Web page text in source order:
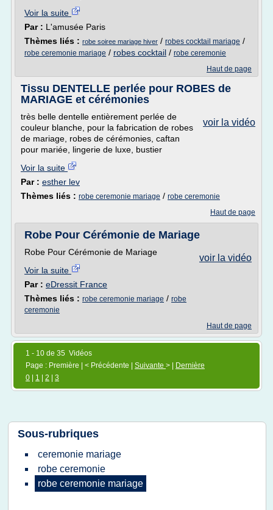
Voir la suite
Par : L'amusée Paris
Thèmes liés : robe soiree mariage hiver / robes cocktail mariage /
robe ceremonie mariage / robes cocktail / robe ceremonie
Haut de page
Tissu DENTELLE perlée pour ROBES de
MARIAGE et cérémonies
voir la vidéo
très belle dentelle entièrement perlée de
couleur blanche, pour la fabrication de robes
de mariage, robes de cérémonies, caftan
pour mariée, lingerie de luxe, bustier
Voir la suite
Par : esther lev
Thèmes liés : robe ceremonie mariage / robe ceremonie
Haut de page
Robe Pour Cérémonie de Mariage
voir la vidéo
Robe Pour Cérémonie de Mariage
Voir la suite
Par : eDressit France
Thèmes liés : robe ceremonie mariage / robe
ceremonie
Haut de page
1 - 10 de 35 Vidéos
Page : Première | < Précédente | Suivante > |
Dernière
0
1 2 3
Sous-rubriques
ceremonie mariage
robe ceremonie
robe ceremonie mariage